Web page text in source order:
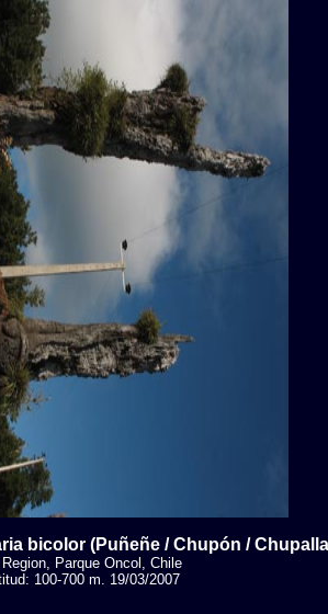
bicolor (Puñeñe / Chupón /
Region, Parque Oncol, Chile
100-700 m. 19/03/2007